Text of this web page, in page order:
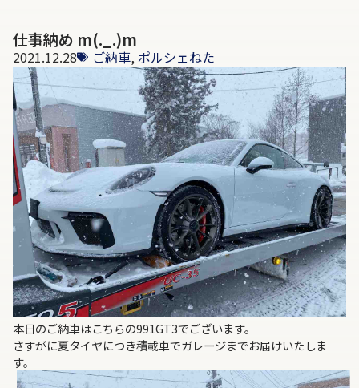
仕事納め m(._.)m
2021.12.28 ご納車, ポルシェねた
本日のご納車はこちらの991GT3でございます。
さすがに夏タイヤにつき積載車でガレージまでお届けいたしま
す。